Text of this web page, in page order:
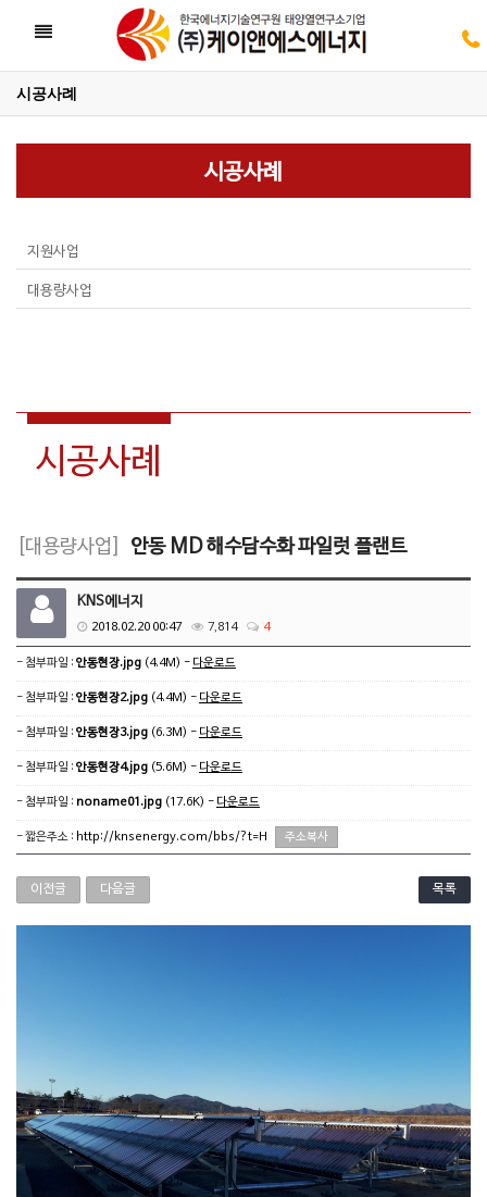
Toggle
시공사례
시공사례
지원사업
대용량사업
시공사례
[대용량사업] 안동 MD 해수담수화 파일럿 플랜트
KNS에너지
2018.02.20 00:47 7,814 4
- 첨부파일 : 안동현장.jpg (4.4M) - 다운로드
- 첨부파일 : 안동현장2.jpg (4.4M) - 다운로드
- 첨부파일 : 안동현장3.jpg (6.3M) - 다운로드
- 첨부파일 : 안동현장4.jpg (5.6M) - 다운로드
- 첨부파일 : noname01.jpg (17.6K) - 다운로드
- 짧은주소 : http://knsenergy.com/bbs/?t=H 주소복사
이전글 다음글 목록